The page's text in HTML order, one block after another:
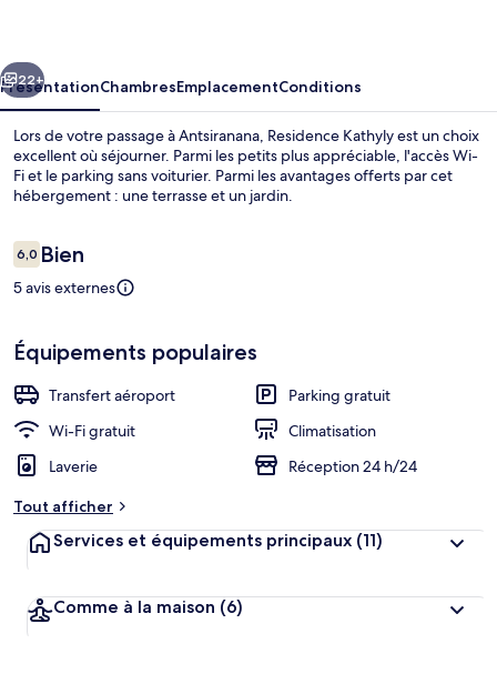
Suivant
22+
PrésentationChambresEmplacementConditions
Lors de votre passage à Antsiranana, Residence Kathyly est un choix
excellent où séjourner. Parmi les petits plus appréciable, l'accès Wi-
Fi et le parking sans voiturier. Parmi les avantages offerts par cet
hébergement : une terrasse et un jardin.
Avis
voyageurs
6,06,0 sur 10
Bien
5 avis externes
Équipements populaires
Transfert aéroport
Parking gratuit
Wi-Fi gratuit
Climatisation
Laverie
Réception 24 h/24
Tout afficher
Services et équipements principaux (11)
Comme à la maison (6)